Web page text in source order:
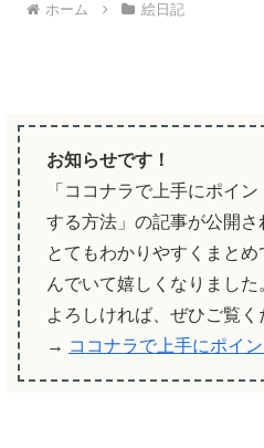
ホーム 絵日記
お知らせです！
「ココナラで上手にポイ
する方法」の記事が公開さ
とてもわかりやすくまと
んでいて嬉しくなりました
よろしければ、ぜひご覧く
→ ココナラで上手にポイ